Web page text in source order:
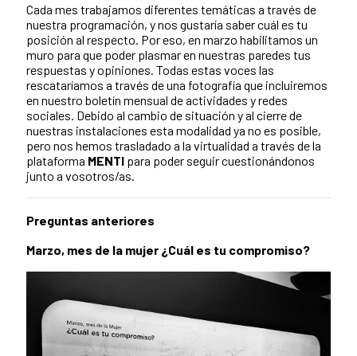
Cada mes trabajamos diferentes temáticas a través de
nuestra programación, y nos gustaría saber cuál es tu
posición al respecto. Por eso, en marzo habilitamos un
muro para que poder plasmar en nuestras paredes tus
respuestas y opiniones. Todas estas voces las
rescataríamos a través de una fotografía que incluiremos
en nuestro boletín mensual de actividades y redes
sociales. Debido al cambio de situación y al cierre de
nuestras instalaciones esta modalidad ya no es posible,
pero nos hemos trasladado a la virtualidad a través de la
plataforma MENTI para poder seguir cuestionándonos
junto a vosotros/as.
Preguntas anteriores
Marzo, mes de la mujer ¿Cuál es tu compromiso?